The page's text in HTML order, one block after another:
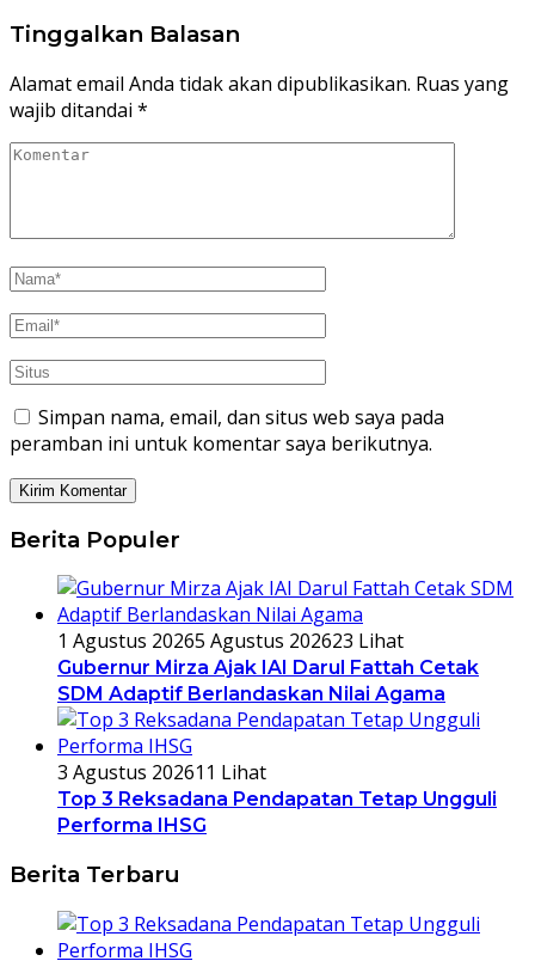
Tinggalkan Balasan
Alamat email Anda tidak akan dipublikasikan. Ruas yang
wajib ditandai *
Simpan nama, email, dan situs web saya pada
peramban ini untuk komentar saya berikutnya.
Berita Populer
1 Agustus 20265 Agustus 202623 Lihat
Gubernur Mirza Ajak IAI Darul Fattah Cetak
SDM Adaptif Berlandaskan Nilai Agama
3 Agustus 202611 Lihat
Top 3 Reksadana Pendapatan Tetap Ungguli
Performa IHSG
Berita Terbaru